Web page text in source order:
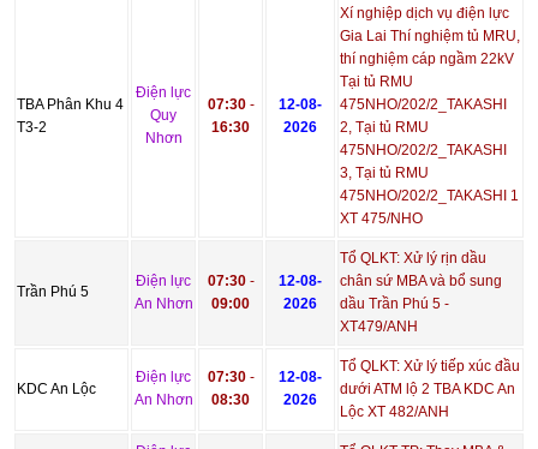
TBA Phân Khu 4
T3-2
Điện lực
Quy
Nhơn
07:30-
16:30
12-08-
2026
Xí nghiệp dịch vụ điện lực
Gia Lai Thí nghiệm tủ MRU,
thí nghiệm cáp ngầm 22kV
Tại tủ RMU
475NHO/202/2_TAKASHI
2, Tại tủ RMU
475NHO/202/2_TAKASHI
3, Tại tủ RMU
475NHO/202/2_TAKASHI 1
XT 475/NHO
Trần Phú 5
Điện lực
An Nhơn
07:30-
09:00
12-08-
2026
Tổ QLKT: Xử lý rịn dầu
chân sứ MBA và bổ sung
dầu Trần Phú 5 -
XT479/ANH
KDC An Lộc
Điện lực
An Nhơn
07:30-
08:30
12-08-
2026
Tổ QLKT: Xử lý tiếp xúc đầu
dưới ATM lộ 2 TBA KDC An
Lộc XT 482/ANH